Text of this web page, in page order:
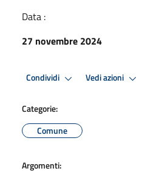
Data :
27 novembre 2024
Condividi Vedi azioni
Categorie:
Comune
Argomenti: